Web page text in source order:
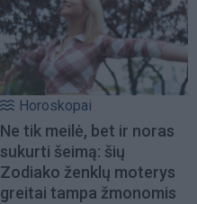
Horoskopai
Ne tik meilė, bet ir noras
sukurti šeimą: šių
Zodiako ženklų moterys
greitai tampa žmonomis